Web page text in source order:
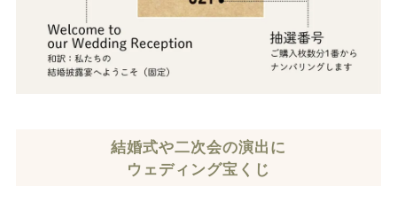
結婚式や二次会の演出に
ウェディング宝くじ